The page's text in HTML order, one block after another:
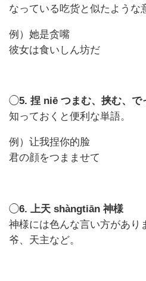
なっている吃货と似たような
例）她是贪嘴
彼女は食いしん坊だ
◯5. 捏 niē つまむ、挟む、で
知っておくと便利な単語。
例）让我捏你的脸
君の顔をつまませて
◯6. 上天 shàngtiān 神様
神様には色んな言い方があり
爷、天主など。